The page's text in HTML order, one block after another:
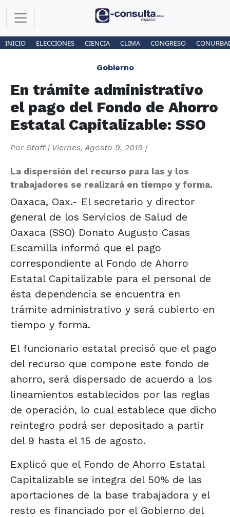
INICIO ELECCIONES CIENCIA CLIMA CONGRESO
Gobierno
En trámite administrativo
el pago del Fondo de Ahorro
Estatal Capitalizable: SSO
Por Staff| Viernes, Agosto 9, 2019 |
La dispersión del recurso para las y los
trabajadores se realizará en tiempo y forma.
Oaxaca, Oax.- El secretario y director
general de los Servicios de Salud de
Oaxaca (SSO) Donato Augusto Casas
Escamilla informó que el pago
correspondiente al Fondo de Ahorro
Estatal Capitalizable para el personal de
ésta dependencia se encuentra en
trámite administrativo y será cubierto en
tiempo y forma.
El funcionario estatal precisó que el pago
del recurso que compone este fondo de
ahorro, será dispersado de acuerdo a los
lineamientos establecidos por las reglas
de operación, lo cual establece que dicho
reintegro podrá ser depositado a partir
del 9 hasta el 15 de agosto.
Explicó que el Fondo de Ahorro Estatal
Capitalizable se integra del 50% de las
aportaciones de la base trabajadora y el
resto es financiado por el Gobierno del